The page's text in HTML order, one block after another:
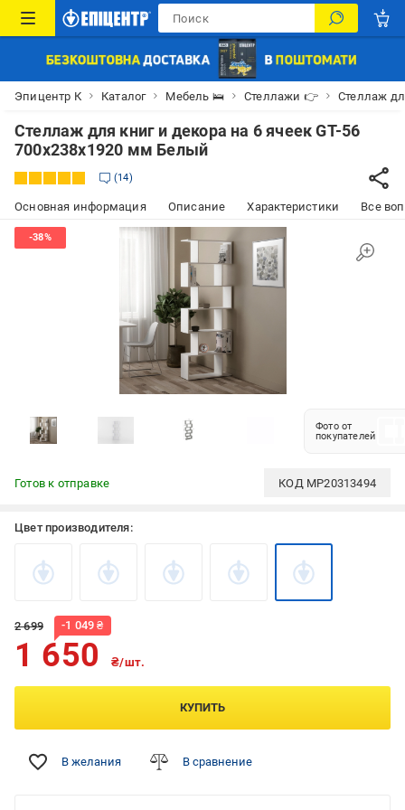
Эпицентр К Каталог Мебель 🛌 Стеллажи 👉 Стеллаж
Стеллаж для книг и декора на 6 ячеек GT-56
700х238х1920 мм Белый
14
Основная информация Описание Характеристики Все
Фото от
покупателей
Готов к отправке КОД MP20313494
Цвет производителя:
2 699 -1 049 ₴
1 650 ₴/шт.
КУПИТЬ
В желания В сравнение